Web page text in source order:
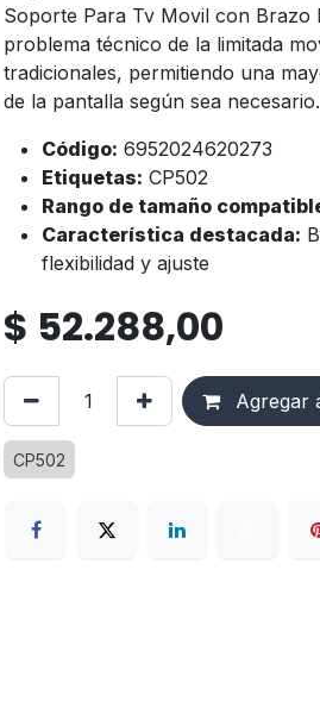
Soporte Para Tv Movil con
problema técnico de la limitada
tradicionales, permitiendo una
de la pantalla según sea necesario.
Código: 6952024620273
Etiquetas: CP502
Rango de tamaño
Característica destacada:
flexibilidad y ajuste
$ 52.288,00
Agregar
CP502